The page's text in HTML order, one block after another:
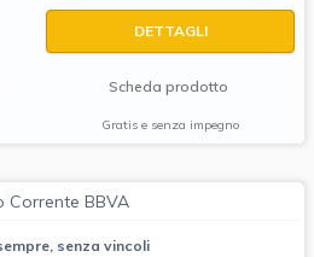
DETTAGLI
Scheda prodotto
Gratis e senza impegno
Corrente BBVA
senza vincoli